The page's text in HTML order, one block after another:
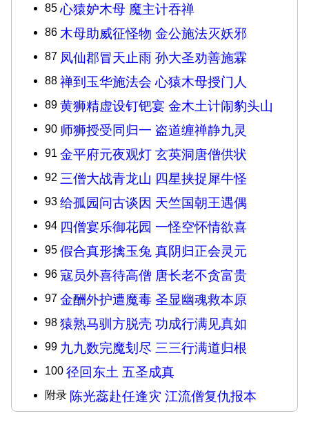
85 心猿妒木母 魔主计吞禅
86 木母助威征怪物 金公施法灭妖邪
87 凤仙郡冒天止雨 孙大圣劝善施霖
88 禅到玉华施法会 心猿木母授门人
89 黄狮精虚设钉钯宴 金木土计闹豹头山
90 师狮授受同归一 盗道缠禅静九灵
91 金平府元夜观灯 玄英洞唐僧供状
92 三僧大战青龙山 四星挟捉犀牛怪
93 给孤园问古谈因 天竺国朝王遇偶
94 四僧宴乐御花园 一怪空怀情欲喜
95 假合真形擒玉兔 真阴归正会灵元
96 寇员外喜待高僧 唐长老不贪富贵
97 金酬外护遭魔毒 圣显幽魂救本原
98 猿熟马驯方脱壳 功成行满见真如
99 九九数完魔刬尽 三三行满道归根
100 径回东土 五圣成真
附录 陈光蕊赴任逢灾 江流僧复仇报本